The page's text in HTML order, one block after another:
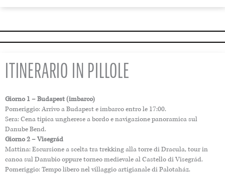
ITINERARIO IN PILLOLE
Giorno 1 – Budapest (imbarco)
Pomeriggio: Arrivo a Budapest e imbarco entro le 17:00.
Sera: Cena tipica ungherese a bordo e navigazione panoramica sul
Danube Bend.
Giorno 2 – Visegrád
Mattina: Escursione a scelta tra trekking alla torre di Dracula, tour in
canoa sul Danubio oppure torneo medievale al Castello di Visegrád.
Pomeriggio: Tempo libero nel villaggio artigianale di Palotaház.